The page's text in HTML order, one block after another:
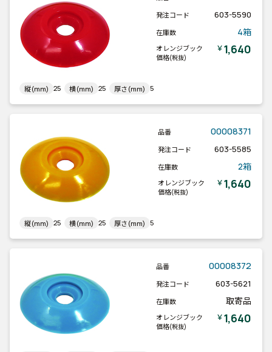
発注コード 603-5590
在庫数 4箱
オレンジブック
価格(税抜)
￥1,640
縦(mm) 25 横(mm) 25 厚さ(mm) 5
品番 00008371
発注コード 603-5585
在庫数 2箱
オレンジブック
価格(税抜)
￥1,640
縦(mm) 25 横(mm) 25 厚さ(mm) 5
品番 00008372
発注コード 603-5621
在庫数 取寄品
オレンジブック
価格(税抜)
￥1,640